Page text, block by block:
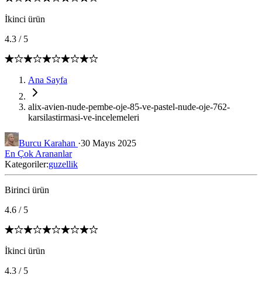
İkinci ürün
4.3 / 5
Ana Sayfa
alix-avien-nude-pembe-oje-85-ve-pastel-nude-oje-762-
karsilastirmasi-ve-incelemeleri
Burcu Karahan ·30 Mayıs 2025
En Çok Arananlar
Kategoriler:guzellik
Birinci ürün
4.6 / 5
İkinci ürün
4.3 / 5